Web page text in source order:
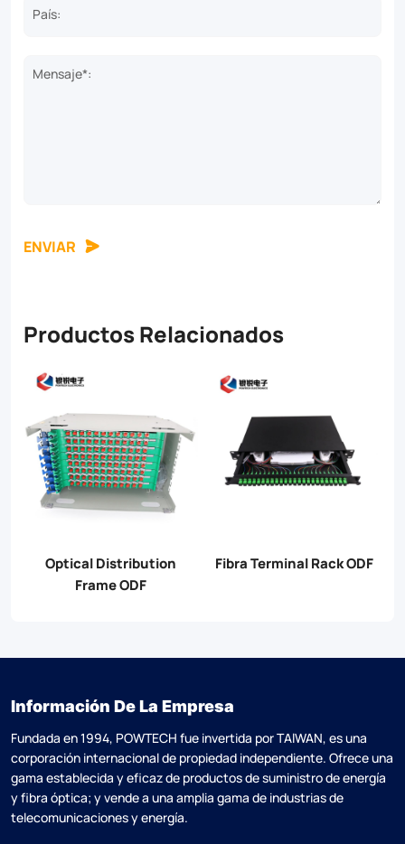
País:
Mensaje*:
ENVIAR
Productos Relacionados
Optical Distribution
Frame ODF
Fibra Terminal Rack ODF
Información De La Empresa
Fundada en 1994, POWTECH fue invertida por TAlWAN, es una
corporación internacional de propiedad independiente. Ofrece una
gama establecida y eficaz de productos de suministro de energía
y fibra óptica; y vende a una amplia gama de industrias de
telecomunicaciones y energía.